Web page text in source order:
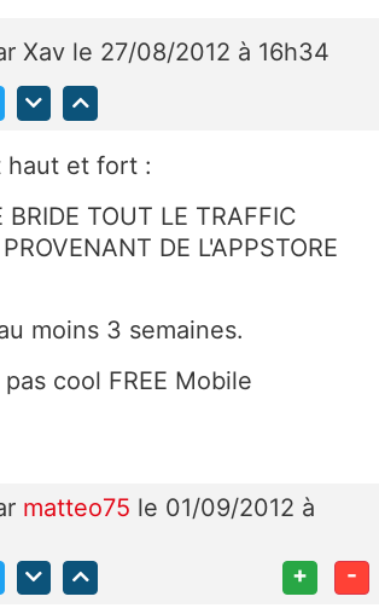
Xav le 27/08/2012 à 16h34
haut et fort :
BRIDE TOUT LE TRAFFIC
DE L'APPSTORE
moins 3 semaines.
cool FREE Mobile
matteo75 le 01/09/2012 à
+ -